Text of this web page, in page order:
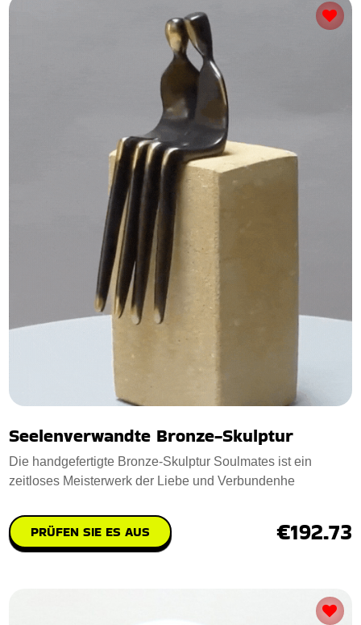
Seelenverwandte Bronze-Skulptur
Die handgefertigte Bronze-Skulptur Soulmates ist ein
zeitloses Meisterwerk der Liebe und Verbundenhe
PRÜFEN SIE ES AUS €192.73